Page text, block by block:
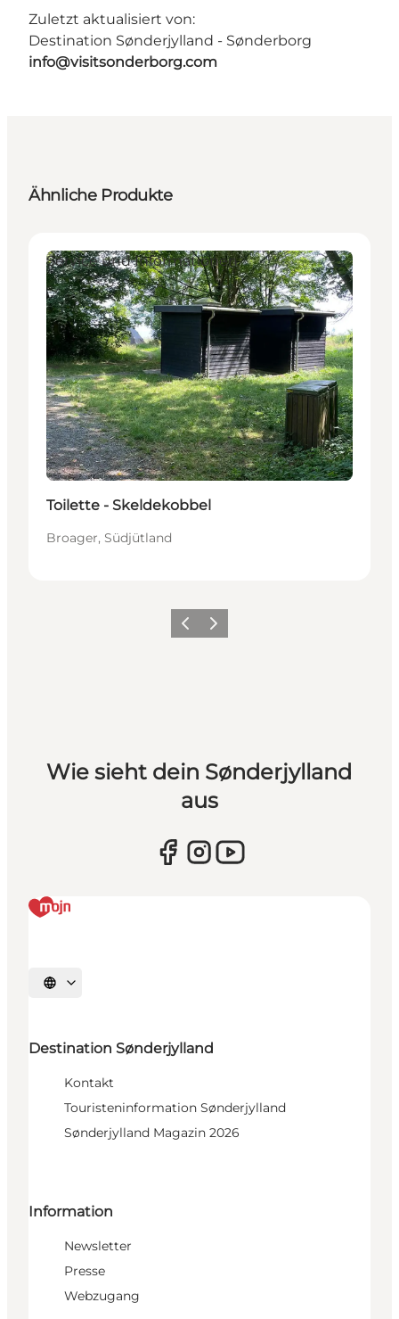
Zuletzt aktualisiert von:
Destination Sønderjylland - Sønderborg
info@visitsonderborg.com
Ähnliche Produkte
Service und Informationen
Toilette - Skeldekobbel
Broager, Südjütland
ZurückWeiter
Wie sieht dein Sønderjylland
aus
Sprache auswählen
Destination Sønderjylland
Kontakt
Touristeninformation Sønderjylland
Sønderjylland Magazin 2026
Information
Newsletter
Presse
Webzugang